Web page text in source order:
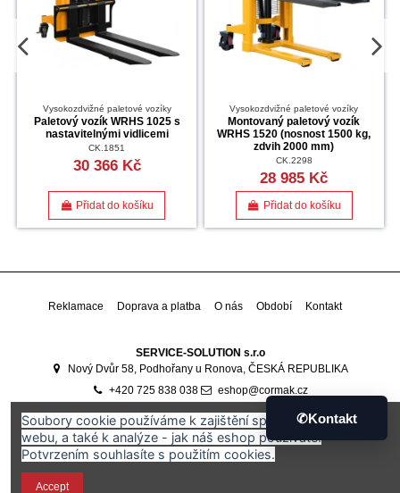
Vysokozdvižné paletové vozíky
Paletový vozík WRHS 1025 s
nastavitelnými vidlicemi
CK.1851
30 366 Kč
Přidat do košíku
Vysokozdvižné paletové vozíky
Montovaný paletový vozík
WRHS 1520 (nosnost 1500 kg,
zdvih 2000 mm)
CK.2298
28 985 Kč
Přidat do košíku
Reklamace Doprava a platba O nás Období Kontakt
SERVICE-SOLUTION s.r.o
Nový Dvůr 58, Podhořany u Ronova, ČESKÁ REPUBLIKA
+420 725 838 038
eshop@cormak.cz
Developed byAli Software Development 🇷🇴
Soubory cookie používáme k zajištění správného fungování
webu, a také k analýze - jak náš eshop používáte.
Potvrzením souhlasíte s použitím cookies.
Accept
✆Kontakt